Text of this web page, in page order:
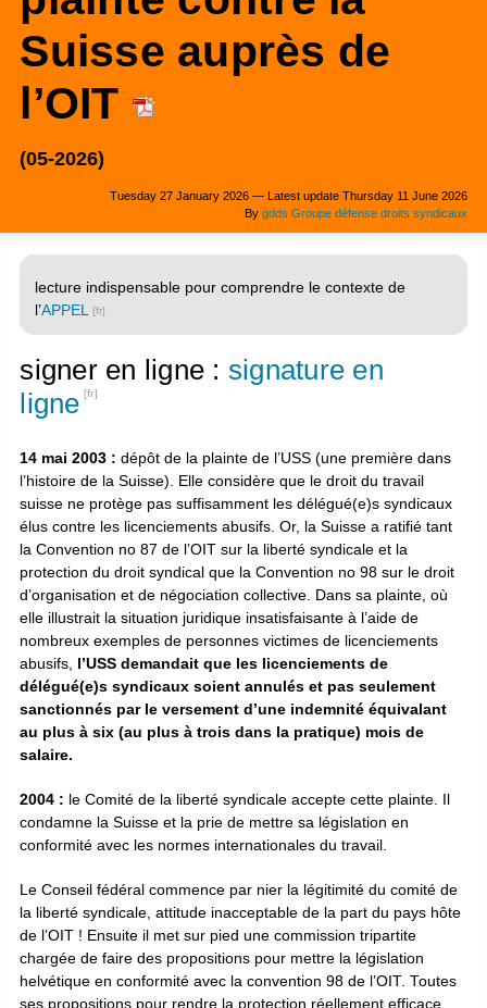
Suisse auprès de
l’OIT
(05-2026)
Tuesday 27 January 2026 — Latest update Thursday 11 June 2026
By gdds Groupe défense droits syndicaux
lecture indispensable pour comprendre le contexte de
l’APPEL
signer en ligne : signature en
ligne
14 mai 2003 :dépôt de la plainte de l’USS (une première dans
l’histoire de la Suisse). Elle considère que le droit du travail
suisse ne protège pas suffisamment les délégué(e)s syndicaux
élus contre les licenciements abusifs. Or, la Suisse a ratifié tant
la Convention no 87 de l’OIT sur la liberté syndicale et la
protection du droit syndical que la Convention no 98 sur le droit
d’organisation et de négociation collective. Dans sa plainte, où
elle illustrait la situation juridique insatisfaisante à l’aide de
nombreux exemples de personnes victimes de licenciements
abusifs, l’USS demandait que les licenciements de
délégué(e)s syndicaux soient annulés et pas seulement
sanctionnés par le versement d’une indemnité équivalant
au plus à six (au plus à trois dans la pratique) mois de
salaire.
2004 : le Comité de la liberté syndicale accepte cette plainte. Il
condamne la Suisse et la prie de mettre sa législation en
conformité avec les normes internationales du travail.
Le Conseil fédéral commence par nier la légitimité du comité de
la liberté syndicale, attitude inacceptable de la part du pays hôte
de l’OIT ! Ensuite il met sur pied une commission tripartite
chargée de faire des propositions pour mettre la législation
helvétique en conformité avec la convention 98 de l’OIT. Toutes
ses propositions pour rendre la protection réellement efficace